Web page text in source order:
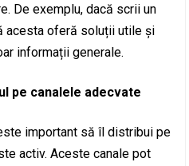
De exemplu, dacă scrii un
acesta oferă soluții utile și
informații generale.
pe canalele adecvate
important să îl distribui pe
activ. Aceste canale pot